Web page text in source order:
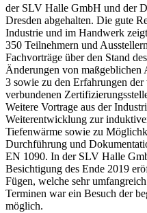
der SLV Halle GmbH und der
Dresden abgehalten. Die gute
Industrie und im Handwerk
350 Teilnehmern und
Fachvorträge über den Stand
Änderungen von
3 sowie zu den Erfahrungen
verbundenen
Weitere Vortrage aus der
Weiterentwicklung zur
Tiefenwärme sowie zu
Durchführung und
EN 1090. In der SLV Halle
Besichtigung des Ende 2019
Fügen, welche sehr
Terminen war ein Besuch der
möglich.